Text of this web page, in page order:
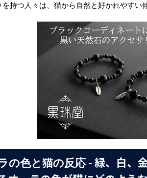
を持つ人々は、猫から自然と好かれやすい
の色と猫の反応- 緑、白、